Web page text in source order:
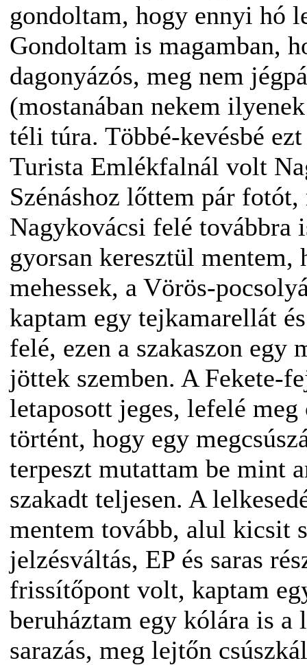
gondoltam, hogy ennyi hó
Gondoltam is magamban,
dagonyázós, meg nem
(mostanában nekem
téli túra. Többé-kevésbé
Turista Emlékfalnál volt
Szénáshoz lőttem pár
Nagykovácsi felé továbbra
gyorsan keresztül mentem,
mehessek, a Vörös-
kaptam egy tejkamarellát
felé, ezen a szakaszon
jöttek szemben. A Fekete-
letaposott jeges, lefelé
történt, hogy egy
terpeszt mutattam be mint
szakadt teljesen. A
mentem tovább, alul kicsit
jelzésváltás, EP és saras
frissítőpont volt, kaptam
beruháztam egy kólára is a
sarazás, meg lejtőn